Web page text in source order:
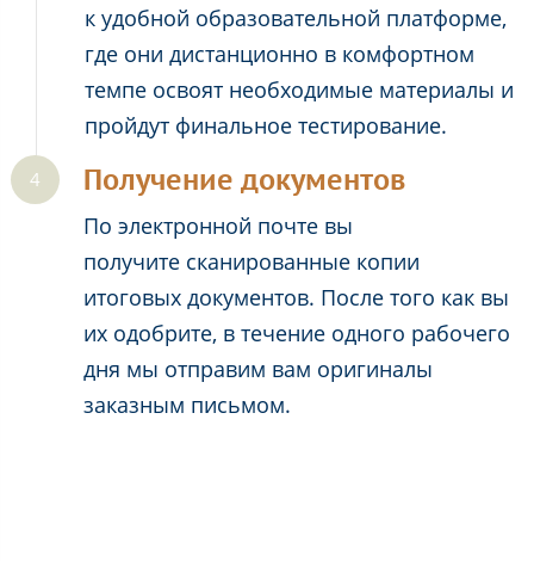
к удобной образовательной платформе,
где они дистанционно в комфортном
темпе освоят необходимые материалы и
пройдут финальное тестирование.
Получение документов
По электронной почте вы
получите сканированные копии
итоговых документов. После того как вы
их одобрите, в течение одного рабочего
дня мы отправим вам оригиналы
заказным письмом.